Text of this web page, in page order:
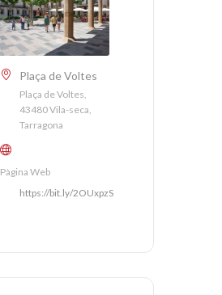
Plaça de Voltes
Plaça de Voltes,
43480 Vila-seca,
Tarragona
Pàgina Web
https://bit.ly/2OUxpzS